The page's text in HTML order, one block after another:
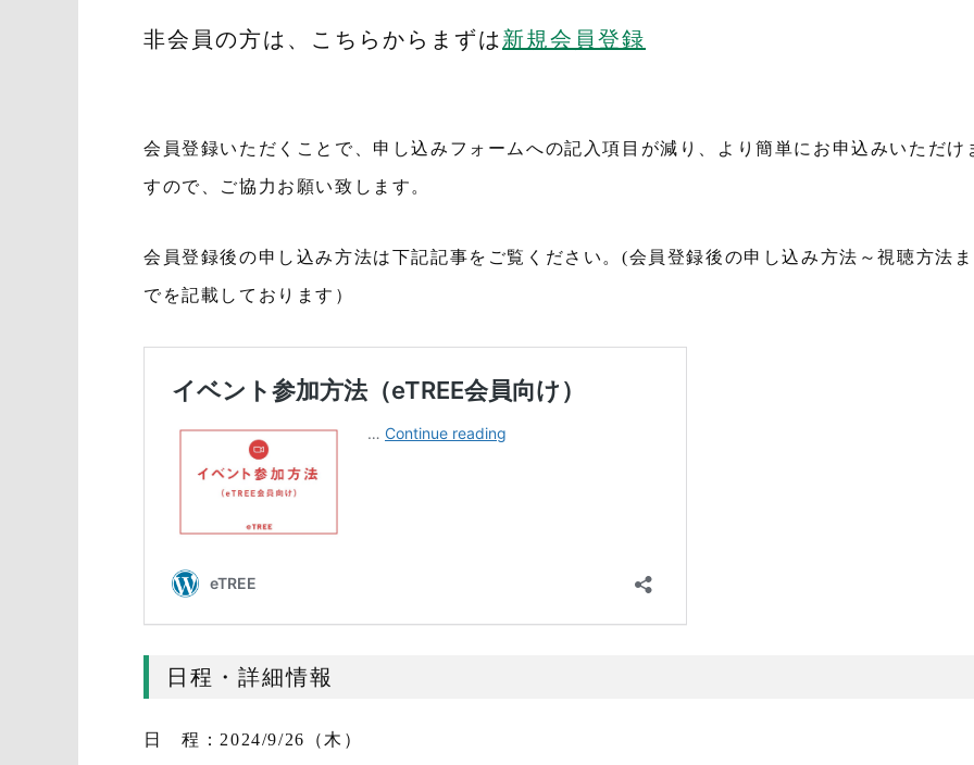
非会員の方は、こちらからまずは 新規会員登録
会員登録いただくことで、申し込みフォームへの記入項目が減り、より簡単にお申込みいただけ
すので、ご協力お願い致します。
会員登録後の申し込み方法は下記記事をご覧ください。(会員登録後の申し込み方法～視聴方法ま
でを記載しております）
日程・詳細情報
日 程：2024/9/26（木）